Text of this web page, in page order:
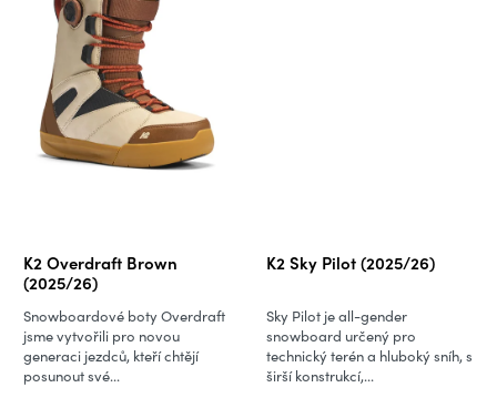
K2 Overdraft Brown
(2025/26)
Snowboardové boty Overdraft
jsme vytvořili pro novou
generaci jezdců, kteří chtějí
posunout své...
K2 Sky Pilot (2025/26)
Sky Pilot je all-gender
snowboard určený pro
technický terén a hluboký sníh, s
širší konstrukcí,...